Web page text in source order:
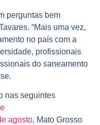
perguntas bem
“Mais uma vez,
no país com a
profissionais
do saneamento
nas seguintes
agosto, Mato Grosso